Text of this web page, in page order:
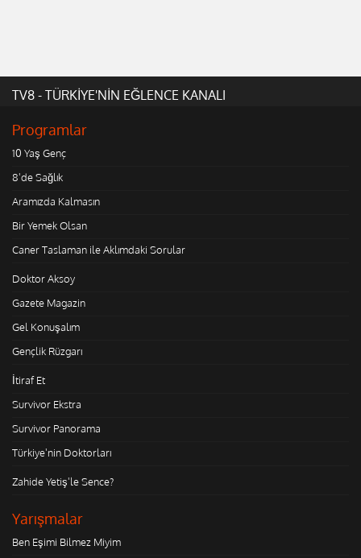
TV8 - TÜRKİYE'NİN EĞLENCE KANALI
Programlar
10 Yaş Genç
8'de Sağlık
Aramızda Kalmasın
Bir Yemek Olsan
Caner Taslaman ile Aklımdaki Sorular
Doktor Aksoy
Gazete Magazin
Gel Konuşalım
Gençlik Rüzgarı
İtiraf Et
Survivor Ekstra
Survivor Panorama
Türkiye'nin Doktorları
Zahide Yetiş'le Sence?
Yarışmalar
Ben Eşimi Bilmez Miyim